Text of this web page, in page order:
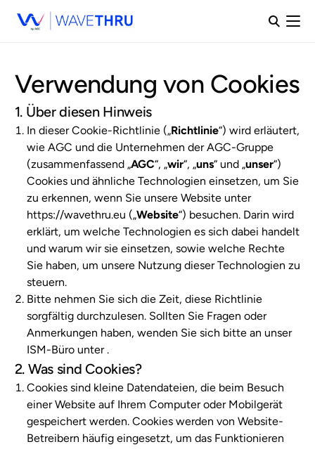
Verwendung von Cookies
1. Über diesen Hinweis
In dieser Cookie-Richtlinie („Richtlinie“) wird erläutert,
wie AGC und die Unternehmen der AGC-Gruppe
(zusammenfassend „AGC“, „wir“, „uns“ und „unser“)
Cookies und ähnliche Technologien einsetzen, um Sie
zu erkennen, wenn Sie unsere Website unter
https://wavethru.eu („Website“) besuchen. Darin wird
erklärt, um welche Technologien es sich dabei handelt
und warum wir sie einsetzen, sowie welche Rechte
Sie haben, um unsere Nutzung dieser Technologien zu
steuern.
Bitte nehmen Sie sich die Zeit, diese Richtlinie
sorgfältig durchzulesen. Sollten Sie Fragen oder
Anmerkungen haben, wenden Sie sich bitte an unser
ISM-Büro unter.
2. Was sind Cookies?
Cookies sind kleine Datendateien, die beim Besuch
einer Website auf Ihrem Computer oder Mobilgerät
gespeichert werden. Cookies werden von Website-
Betreibern häufig eingesetzt, um das Funktionieren
DE